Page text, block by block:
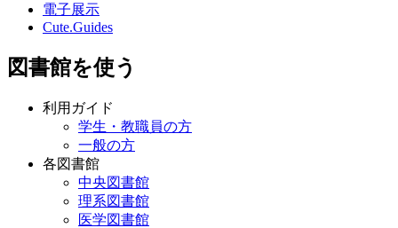
電子展示
Cute.Guides
図書館を使う
利用ガイド
学生・教職員の方
一般の方
各図書館
中央図書館
理系図書館
医学図書館